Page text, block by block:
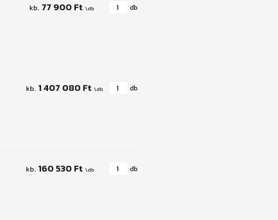
77 900 Ft db
1 407 080 Ft db
160 530 Ft db